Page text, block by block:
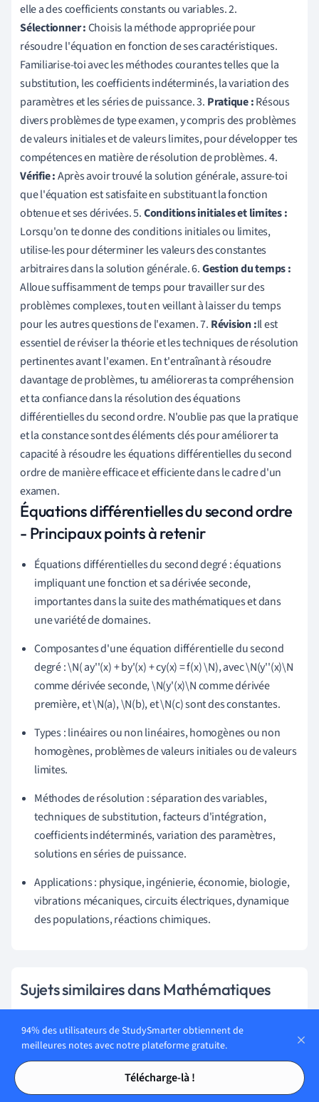
Tables des matières
Tables des matières
elle a des coefficients constants ou variables. 2.
Sélectionner :Choisis la méthode appropriée pour
résoudre l'équation en fonction de ses caractéristiques.
Familiarise-toi avec les méthodes courantes telles que la
substitution, les coefficients indéterminés, la variation des
paramètres et les séries de puissance. 3. Pratique :Résous
divers problèmes de type examen, y compris des problèmes
de valeurs initiales et de valeurs limites, pour développer tes
compétences en matière de résolution de problèmes. 4.
Vérifie :Après avoir trouvé la solution générale, assure-toi
que l'équation est satisfaite en substituant la fonction
obtenue et ses dérivées. 5.Conditions initiales et limites :
Lorsqu'on te donne des conditions initiales ou limites,
utilise-les pour déterminer les valeurs des constantes
arbitraires dans la solution générale. 6.Gestion du temps :
Alloue suffisamment de temps pour travailler sur des
problèmes complexes, tout en veillant à laisser du temps
pour les autres questions de l'examen. 7. Révision :Il est
essentiel de réviser la théorie et les techniques de résolution
pertinentes avant l'examen. En t'entraînant à résoudre
davantage de problèmes, tu amélioreras ta compréhension
et ta confiance dans la résolution des équations
différentielles du second ordre. N'oublie pas que la pratique
et la constance sont des éléments clés pour améliorer ta
capacité à résoudre les équations différentielles du second
ordre de manière efficace et efficiente dans le cadre d'un
examen.
Équations différentielles du second ordre
- Principaux points à retenir
Équations différentielles du second degré : équations
impliquant une fonction et sa dérivée seconde,
importantes dans la suite des mathématiques et dans
une variété de domaines.
Composantes d'une équation différentielle du second
degré : \N( ay''(x) + by'(x) + cy(x) = f(x) \N), avec \N(y''(x)\N
comme dérivée seconde, \N(y'(x)\N comme dérivée
première, et \N(a), \N(b), et \N(c) sont des constantes.
Types : linéaires ou non linéaires, homogènes ou non
homogènes, problèmes de valeurs initiales ou de valeurs
limites.
Méthodes de résolution : séparation des variables,
techniques de substitution, facteurs d'intégration,
coefficients indéterminés, variation des paramètres,
solutions en séries de puissance.
Applications : physique, ingénierie, économie, biologie,
vibrations mécaniques, circuits électriques, dynamique
des populations, réactions chimiques.
Sujets similaires dans Mathématiques
Raisonnement déductif
Arithmétique
Mathématiques fondamentales
94% des utilisateurs de StudySmarter obtiennent de
meilleures notes avec notre plateforme gratuite.
Télécharge-là !